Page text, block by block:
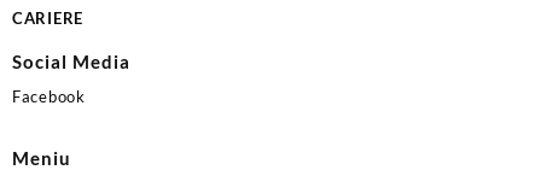
CARIERE
Social Media
Facebook
Meniu